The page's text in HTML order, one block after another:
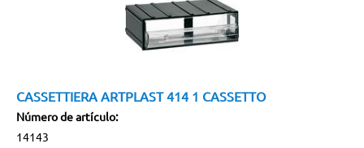
CASSETTIERA ARTPLAST 414 1 CASSETTO
Número de artículo:
14143